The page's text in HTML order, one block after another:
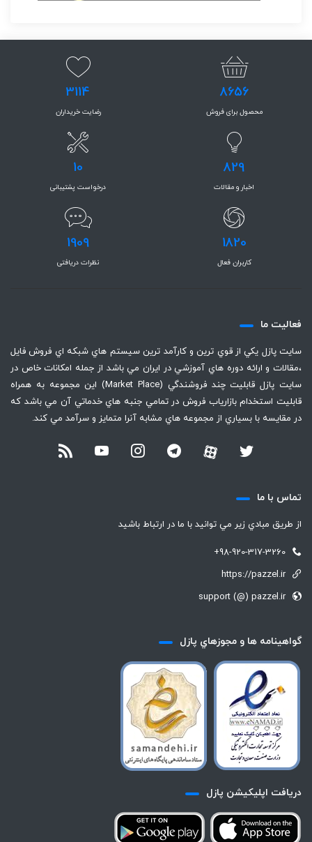
8656
محصول برای فروش
3114
رضایت خریداران
829
اخبار و مقالات
10
درخواست پشتیبانی
1820
کاربران فعال
1909
نظرات دریافتی
فعاليت ما
سايت پازل يكي از قوي ترين و كارآمد ترين سيستم هاي شبكه اي فروش فايل
،‌مقالات و ارائه دوره هاي آموزشي در ايران مي باشد از جمله امكانات خاص در
سايت پازل قابليت چند فروشندگي (Market Place) اين مجموعه به همراه
قابليت استخدام بازارياب فروش در تمامي جنبه هاي خدماتي آن مي باشد كه
در مقايسه با بسياري از مجموعه هاي مشابه آنرا متمايز و سرآمد مي كند.
تماس با ما
از طريق مبادي زير مي توانيد با ما در ارتباط باشيد
+98-920-317-3260
https://pazzel.ir
support (@) pazzel.ir
گواهينامه ها و مجوزهاي پازل
دريافت اپليكيشن پازل